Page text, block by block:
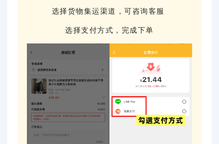
选择货物集运渠道，可咨询客服
选择支付方式，完成下单